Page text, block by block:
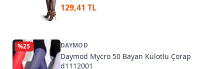
129,41 TL
%25 DAYMOD
Daymod Mycro 50 Bayan Külotlu Çorap
d1112001